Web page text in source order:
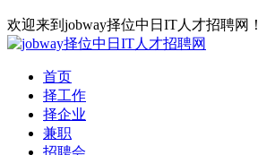
欢迎来到jobway择位中日IT人才招聘网！
首页
择工作
择企业
兼职
招聘会